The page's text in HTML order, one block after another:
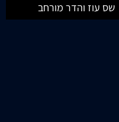
שס עוז והדר מורחב